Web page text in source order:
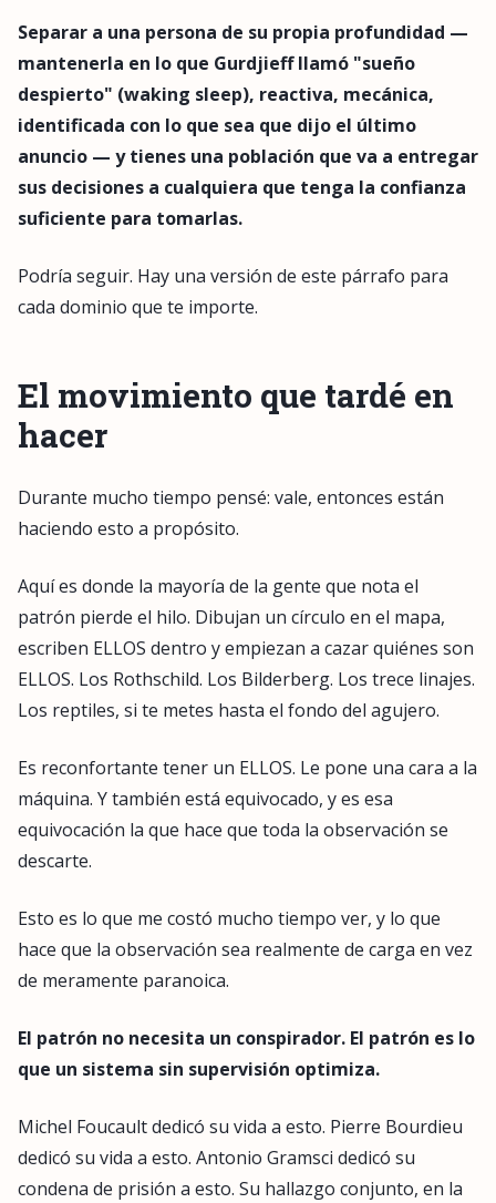
Separar a una persona de su propia profundidad —
mantenerla en lo que Gurdjieff llamó "sueño
despierto" (waking sleep), reactiva, mecánica,
identificada con lo que sea que dijo el último
anuncio — y tienes una población que va a entregar
sus decisiones a cualquiera que tenga la confianza
suficiente para tomarlas.
Podría seguir. Hay una versión de este párrafo para
cada dominio que te importe.
El movimiento que tardé en
hacer
Durante mucho tiempo pensé: vale, entonces están
haciendo esto a propósito.
Aquí es donde la mayoría de la gente que nota el
patrón pierde el hilo. Dibujan un círculo en el mapa,
escriben ELLOS dentro y empiezan a cazar quiénes son
ELLOS. Los Rothschild. Los Bilderberg. Los trece linajes.
Los reptiles, si te metes hasta el fondo del agujero.
Es reconfortante tener un ELLOS. Le pone una cara a la
máquina. Y también está equivocado, y es esa
equivocación la que hace que toda la observación se
descarte.
Esto es lo que me costó mucho tiempo ver, y lo que
hace que la observación sea realmente de carga en vez
de meramente paranoica.
El patrón no necesita un conspirador. El patrón es lo
que un sistema sin supervisión optimiza.
Michel Foucault dedicó su vida a esto. Pierre Bourdieu
dedicó su vida a esto. Antonio Gramsci dedicó su
condena de prisión a esto. Su hallazgo conjunto, en la